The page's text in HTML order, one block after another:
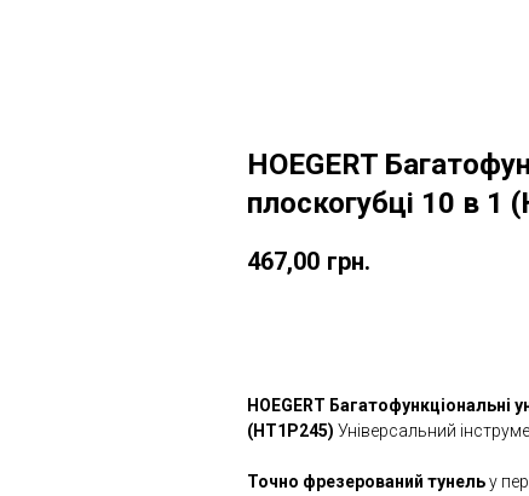
HOEGERT
плоскогубці 10 в 1
467,00 грн.
HOEGERT Багатофункціональні
(HT1P245) Універсальний
Точно фрезерований тунельу